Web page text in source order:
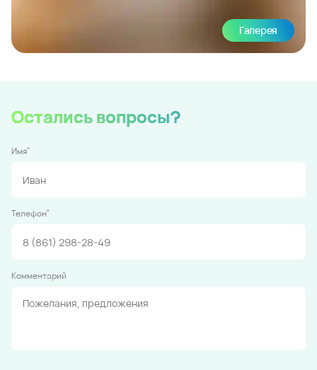
Галерея
Остались вопросы?
Имя*
Телефон*
Комментарий